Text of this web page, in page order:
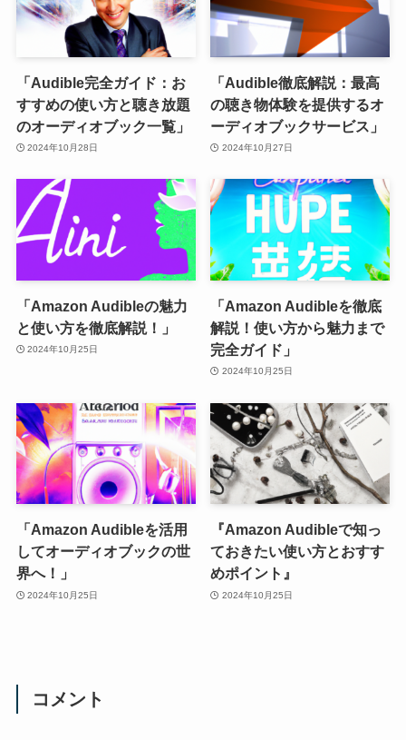
「Audible完全ガイド：お
すすめの使い方と聴き放題
のオーディオブック一覧」
2024年10月28日
「Audible徹底解説：最高
の聴き物体験を提供するオ
ーディオブックサービス」
2024年10月27日
「Amazon Audibleの魅力
と使い方を徹底解説！」
2024年10月25日
「Amazon Audibleを徹底
解説！使い方から魅力まで
完全ガイド」
2024年10月25日
「Amazon Audibleを活用
してオーディオブックの世
界へ！」
2024年10月25日
『Amazon Audibleで知っ
ておきたい使い方とおすす
めポイント』
2024年10月25日
コメント